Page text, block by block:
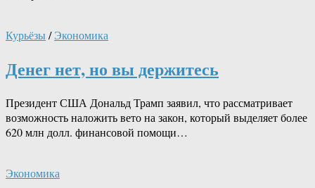
Курьёзы/Экономика
Денег нет, но вы держитесь
Президент США Дональд Трамп заявил, что рассматривает
возможность наложить вето на закон, который выделяет более
620 млн долл. финансовой помощи…
Экономика